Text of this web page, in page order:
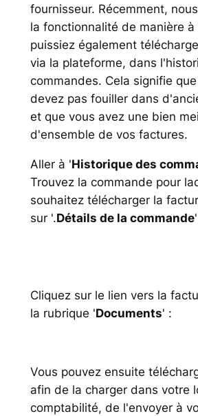
fournisseur. Récemment,
la fonctionnalité de manière à
puissiez également
via la plateforme, dans
commandes. Cela signifie
devez pas fouiller dans
et que vous avez une bien
d'ensemble de vos factures.
Aller à 'Historique des
Trouvez la commande pour
souhaitez télécharger la
sur '.Détails de la commande
Cliquez sur le lien vers la
la rubrique 'Documents' :
Vous pouvez ensuite
afin de la charger dans votre
comptabilité, de l'envoyer à